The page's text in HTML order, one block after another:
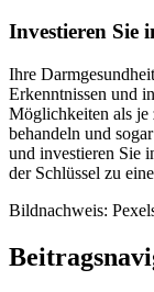
Investieren Sie
Ihre
Erkenntnissen und
Möglichkeiten als je
behandeln und
und investieren Sie
der Schlüssel zu
Bildnachweis: